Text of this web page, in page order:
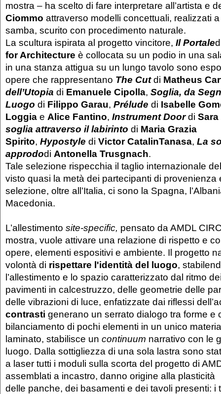
mostra – ha scelto di fare interpretare all’artista e
Ciommo attraverso modelli concettuali, realizzati
samba, scurito con procedimento naturale.
La scultura ispirata al progetto vincitore, Il Portale
for Architecture è collocata su un podio in una
in una stanza attigua su un lungo tavolo sono
opere che rappresentano The Cutdi Matheus
dell’Utopia di Emanuele Cipolla, Soglia, da
Luogo di Filippo Garau, Prélude di Isabelle
Loggia e Alice Fantino, Instrument Doordi
soglia attraverso il labirinto di Maria Grazia
Spirito, Hypostyle di Victor CatalinTanasa, La
apprododi Antonella Trusgnach.
Tale selezione rispecchia il taglio internazionale
visto quasi la metà dei partecipanti di provenienza
selezione, oltre all’Italia, ci sono la Spagna,
Macedonia.
L’allestimento site-specific, pensato da AMDL
mostra, vuole attivare una relazione di rispetto e
opere, elementi espositivi e ambiente. Il progetto
volontà di rispettare l'identità del luogo,
l’allestimento e lo spazio caratterizzato dal ritmo
pavimenti in calcestruzzo, delle geometrie delle
delle vibrazioni di luce, enfatizzate dai riflessi
contrasti generano un serrato dialogo tra forme e
bilanciamento di pochi elementi in un unico
laminato, stabilisce un continuum narrativo con le
luogo. Dalla sottigliezza di una sola lastra sono
a laser tutti i moduli sulla scorta del progetto di
assemblati a incastro, danno origine alla plasticità
delle panche, dei basamenti e dei tavoli presenti: i